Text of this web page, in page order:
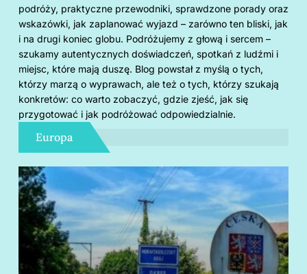
podróży, praktyczne przewodniki, sprawdzone porady oraz
wskazówki, jak zaplanować wyjazd – zarówno ten bliski, jak
i na drugi koniec globu. Podróżujemy z głową i sercem –
szukamy autentycznych doświadczeń, spotkań z ludźmi i
miejsc, które mają duszę. Blog powstał z myślą o tych,
którzy marzą o wyprawach, ale też o tych, którzy szukają
konkretów: co warto zobaczyć, gdzie zjeść, jak się
przygotować i jak podróżować odpowiedzialnie.
Europa